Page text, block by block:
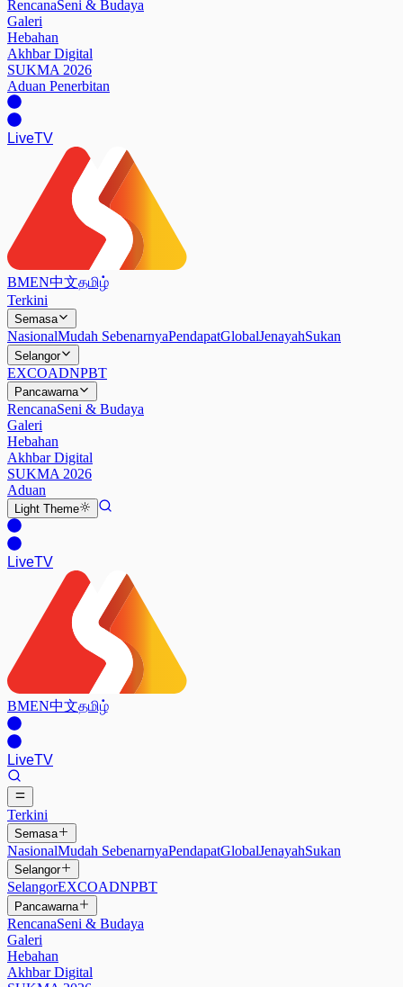
RencanaSeni & Budaya
Galeri
Hebahan
Akhbar Digital
SUKMA 2026
Aduan Penerbitan
LiveTV
BMEN中文தமிழ்
Terkini
Semasa
NasionalMudah SebenarnyaPendapatGlobalJenayahSukan
Selangor
EXCOADNPBT
Pancawarna
RencanaSeni & Budaya
Galeri
Hebahan
Akhbar Digital
SUKMA 2026
Aduan
Light Theme
LiveTV
BMEN中文தமிழ்
LiveTV
Terkini
Semasa
NasionalMudah SebenarnyaPendapatGlobalJenayahSukan
Selangor
SelangorEXCOADNPBT
Pancawarna
RencanaSeni & Budaya
Galeri
Hebahan
Akhbar Digital